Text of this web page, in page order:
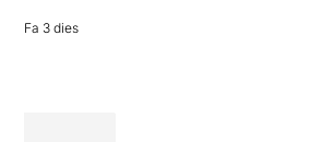
Fa 3 dies